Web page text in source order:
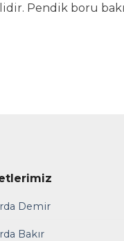
Pendik boru
Demir
Bakır